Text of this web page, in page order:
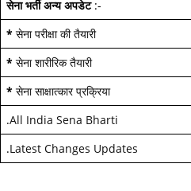
सेना भर्ती अन्य अपडेट:-
* सेना परीक्षा की तैयारी
* सेना शारीरिक तैयारी
* सेना साक्षात्कार प्रक्रिया
.All India Sena Bharti
.Latest Changes Updates